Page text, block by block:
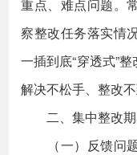
重点、难点问题。
察整改任务落实情
一插到底“穿透式”
解决不松手、整改不
二、集中整改期
（一）反馈问题